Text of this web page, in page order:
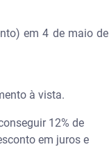
em 4 de maio de
à vista.
12% de
em juros e